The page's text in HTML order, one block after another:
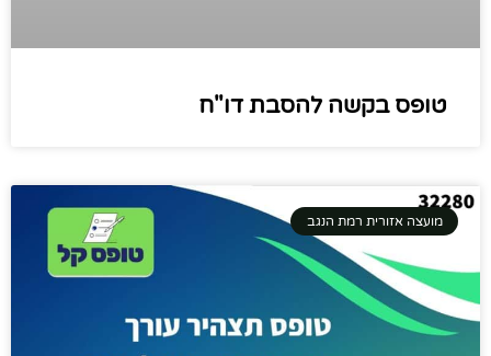
טופס בקשה להסבת דו"ח
מועצה אזורית רמת הנגב